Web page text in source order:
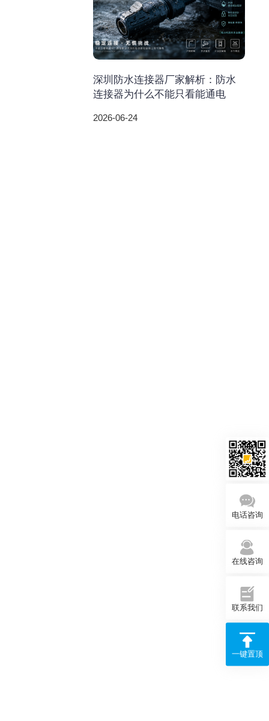
深圳防水连接器厂家解析：防水
连接器为什么不能只看能通电
2026-06-24
电话咨询
在线咨询
联系我们
一键置顶